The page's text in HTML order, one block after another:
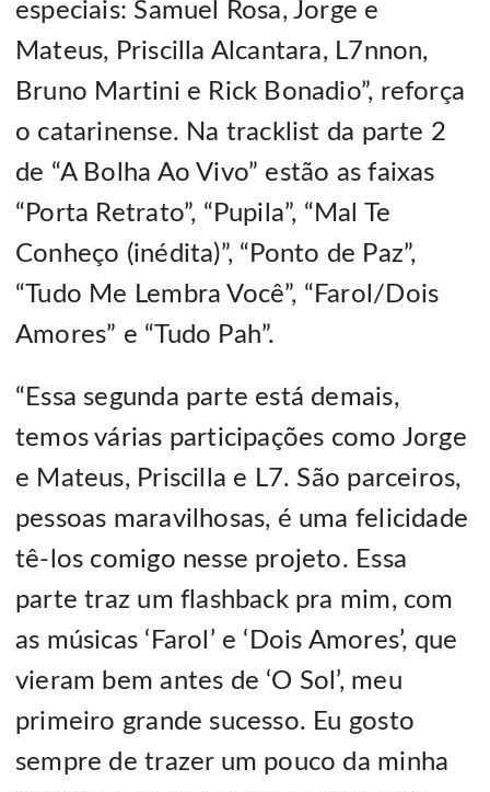
especiais: Samuel Rosa, Jorge e
Mateus, Priscilla Alcantara, L7nnon,
Bruno Martini e Rick Bonadio”, reforça
o catarinense. Na tracklist da parte 2
de “A Bolha Ao Vivo” estão as faixas
“Porta Retrato”, “Pupila”, “Mal Te
Conheço (inédita)”, “Ponto de Paz”,
“Tudo Me Lembra Você”, “Farol/Dois
Amores” e “Tudo Pah”.
“Essa segunda parte está demais,
temos várias participações como Jorge
e Mateus, Priscilla e L7. São parceiros,
pessoas maravilhosas, é uma felicidade
tê-los comigo nesse projeto. Essa
parte traz um flashback pra mim, com
as músicas ‘Farol’ e ‘Dois Amores’, que
vieram bem antes de ‘O Sol’, meu
primeiro grande sucesso. Eu gosto
sempre de trazer um pouco da minha